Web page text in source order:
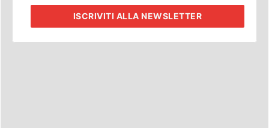
ISCRIVITI ALLA NEWSLETTER